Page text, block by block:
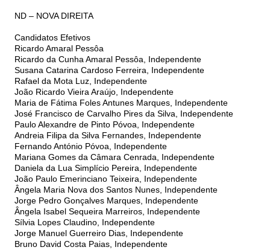
ND – NOVA DIREITA
Candidatos Efetivos
Ricardo Amaral Pessôa
Ricardo da Cunha Amaral Pessôa, Independente
Susana Catarina Cardoso Ferreira, Independente
Rafael da Mota Luz, Independente
João Ricardo Vieira Araújo, Independente
Maria de Fátima Foles Antunes Marques, Independente
José Francisco de Carvalho Pires da Silva, Independente
Paulo Alexandre de Pinto Póvoa, Independente
Andreia Filipa da Silva Fernandes, Independente
Fernando António Póvoa, Independente
Mariana Gomes da Câmara Cenrada, Independente
Daniela da Lua Simplício Pereira, Independente
João Paulo Emerinciano Teixeira, Independente
Ângela Maria Nova dos Santos Nunes, Independente
Jorge Pedro Gonçalves Marques, Independente
Ângela Isabel Sequeira Marreiros, Independente
Sílvia Lopes Claudino, Independente
Jorge Manuel Guerreiro Dias, Independente
Bruno David Costa Paias, Independente